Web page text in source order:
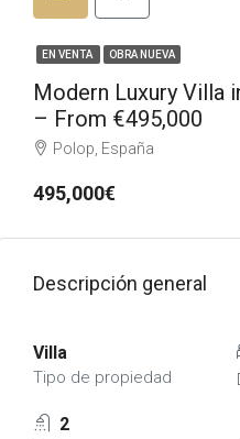
EN VENTA OBRA NUEVA
Modern Luxury Villa
– From €495,000
Polop, España
495,000€
Descripción general
Villa
Tipo de propiedad
2